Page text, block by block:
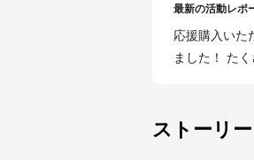
最新の活動レポ
応援購入いただいた皆様、
ました！ た
ストーリー